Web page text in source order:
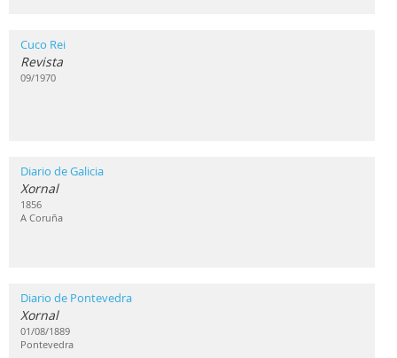
Cuco Rei
Revista
09/1970
Diario de Galicia
Xornal
1856
A Coruña
Diario de Pontevedra
Xornal
01/08/1889
Pontevedra